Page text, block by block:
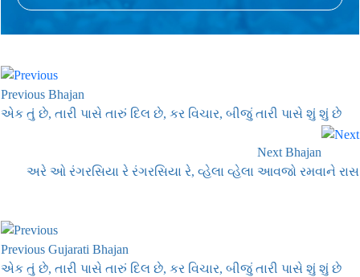
Previous Bhajan
એક તું છે, તારી પાસે તારું દિલ છે, કર વિચાર, બીજું તારી પાસે શું શું છે
Next Bhajan
અરે ઓ રંગરસિયા રે રંગરસિયા રે, વ્હેલા વ્હેલા આવજો રમવાને રાસ
Previous Gujarati Bhajan
એક તું છે, તારી પાસે તારું દિલ છે, કર વિચાર, બીજું તારી પાસે શું શું છે